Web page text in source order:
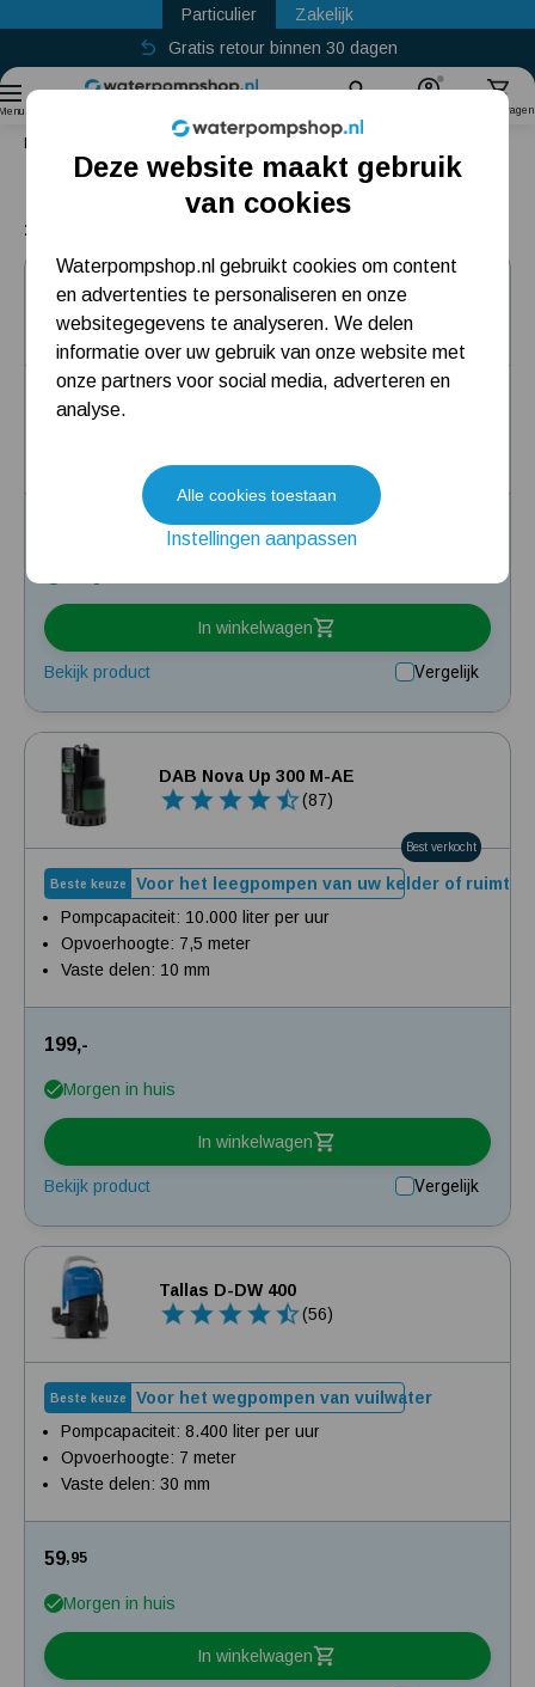
Particulier
Zakelijk
Gratis retour binnen 30 dagen
Winkelwagen
Hydrofoorpomp
Dompelpomp
Pompput
Meest gelezen blogs
Tuin besproeien? Lees hier welke tuinpomp u nodig heeft
Installatie van een beregenings- / hydrofoorpomp
Kelder / kruipruimte ondergelopen, wat nu?
Dompelpomp watertank
10 producten
T.I.P. Maxima 18000
(142)
Pompcapaciteit: 18.000 liter per uur
,95
In winkelwagen
Bekijk product Vergelijk
DAB Nova Up 300 M-AE
(87)
Beste keuze Voor het leegpompen van uw kelder of ruimte
Best verkocht
Pompcapaciteit: 10.000 liter per uur
Opvoerhoogte: 7,5 meter
Vaste delen: 10 mm
199,-
Morgen in huis
In winkelwagen
Bekijk product Vergelijk
Tallas D-DW 400
(56)
Beste keuze
Voor het wegpompen van vuilwater
Pompcapaciteit: 8.400 liter per uur
Opvoerhoogte: 7 meter
Vaste delen: 30 mm
59,95
Morgen in huis
In winkelwagen
Deze website maakt gebruik
van cookies
Waterpompshop.nl gebruikt cookies om content
en advertenties te personaliseren en onze
websitegegevens te analyseren. We delen
informatie over uw gebruik van onze website met
onze partners voor social media, adverteren en
analyse.
Alle cookies toestaan
Instellingen aanpassen